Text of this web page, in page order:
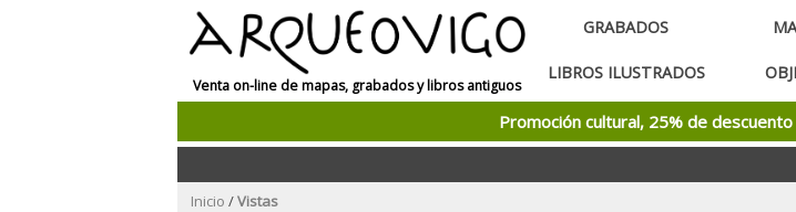
Venta on-line de mapas, grabados y libros antiguos
GRABADOS
LIBROS ILUSTRADOS
Promoción cultural, 25% de
Inicio /Vistas